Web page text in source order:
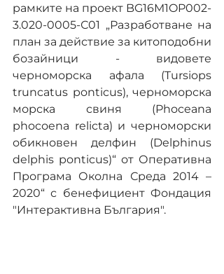
рамките на проект BG16M1OP002-
3.020-0005-С01 „Разработване на
план за действие за китоподобни
бозайници - видовете
черноморска афала (Tursiops
truncatus ponticus), черноморска
морска свиня (Phoceаna
phocоena relicta) и черноморски
обикновен делфин (Delphinus
delphis ponticus)“ от Оперативна
Програма Околна Среда 2014 –
2020“ с бенефициент Фондация
"Интерактивна България".